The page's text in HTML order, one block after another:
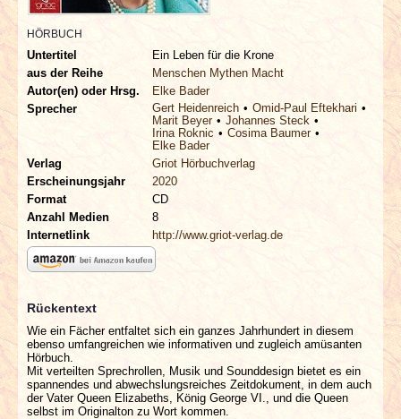
REDAKTION
LINKS
HÖRBUCH
Untertitel
Ein Leben für die Krone
aus der Reihe
Menschen Mythen Macht
Autor(en) oder Hrsg.
Elke Bader
Sprecher
Gert Heidenreich
Omid-Paul Eftekhari
Marit Beyer
Johannes Steck
Irina Roknic
Cosima Baumer
Elke Bader
Verlag
Griot Hörbuchverlag
Erscheinungsjahr
2020
Format
CD
Anzahl Medien
8
Internetlink
http://www.griot-verlag.de
Rückentext
Wie ein Fächer entfaltet sich ein ganzes Jahrhundert in diesem
ebenso umfangreichen wie informativen und zugleich amüsanten
Hörbuch.
Mit verteilten Sprechrollen, Musik und Sounddesign bietet es ein
spannendes und abwechslungsreiches Zeitdokument, in dem auch
der Vater Queen Elizabeths, König George VI., und die Queen
selbst im Originalton zu Wort kommen.